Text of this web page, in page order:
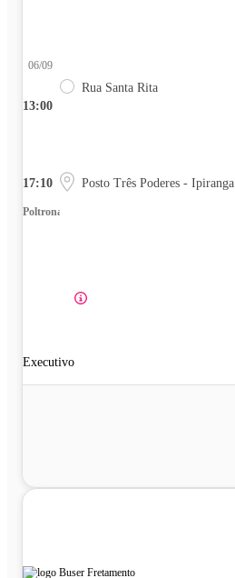
13:00
06/09
Rua Santa Rita
17:10 Posto Três Poderes - Ipiranga
Poltrona
Executivo